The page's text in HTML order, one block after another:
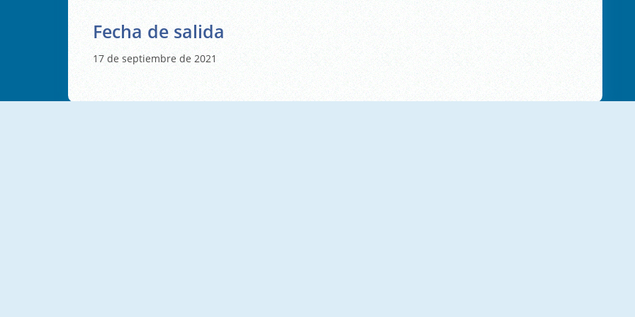
Fecha de salida
17 de septiembre de 2021